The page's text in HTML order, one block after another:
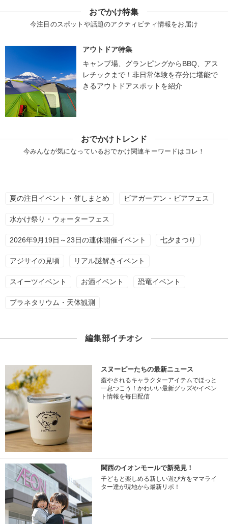
おでかけ特集
今注目のスポットや話題のアクティビティ情報をお届け
アウトドア特集
キャンプ場、グランピングからBBQ、アス
レチックまで！非日常体験を存分に堪能で
きるアウトドアスポットを紹介
おでかけトレンド
今みんなが気になっているおでかけ関連キーワードはコレ！
夏の注目イベント・催しまとめ ビアガーデン・ビアフェス
水かけ祭り・ウォーターフェス
2026年9月19日～23日の連休開催イベント 七夕まつり
アジサイの見頃 リアル謎解きイベント
スイーツイベント お酒イベント 恐竜イベント
プラネタリウム・天体観測
編集部イチオシ
スヌーピーたちの最新ニュース
癒やされるキャラクターアイテムでほっと
一息つこう！かわいい最新グッズやイベン
ト情報を毎日配信
関西のイオンモールで新発見！
子どもと楽しめる新しい遊び方をママライ
ター達が現地から最新リポ！